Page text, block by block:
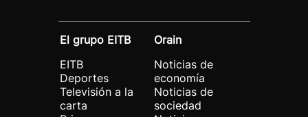
El grupo EITB
EITB
Deportes
Televisión a la
carta
Orain
Noticias de
economía
Noticias de
sociedad